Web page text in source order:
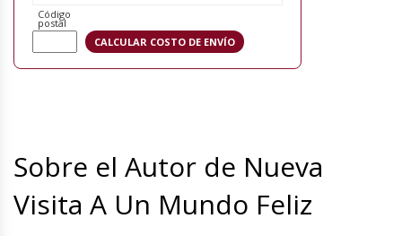
Código
postal
Sobre el Autor de Nueva
Visita A Un Mundo Feliz